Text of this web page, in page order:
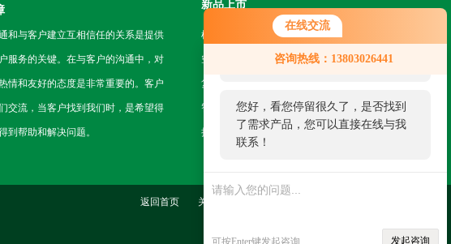
在线交流
咨询热线：13803026441
您好！欢迎前来咨询，很高兴为您
服务，请问您要咨询什么问题呢？
您好，看您停留很久了，是否找到
了需求产品，您可以直接在线与我
联系！
可按Enter键发起咨询 发起咨询
和与客户建立互相信任的关系是提供
服务的关键。在与客户的沟通中，对
情和友好的态度是非常重要的。客户
交流，当客户找到我们时，是希望得
到帮助和解决问题。
新品上市
机房挂轨机器人
空地一体智能巡检系统
复合型作业机器人
智能巡检无人机
挂轨式智能巡检机器人
返回首页 关于我们